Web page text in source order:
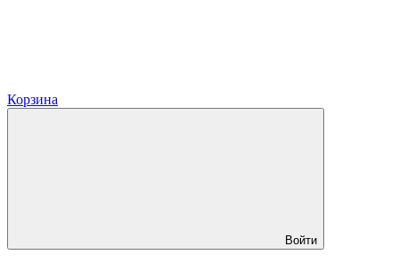
Корзина
Войти